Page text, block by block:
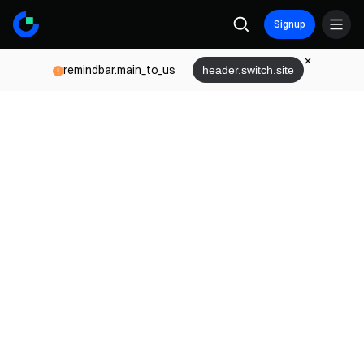
Signup
remindbar.main_to_us header.switch.site